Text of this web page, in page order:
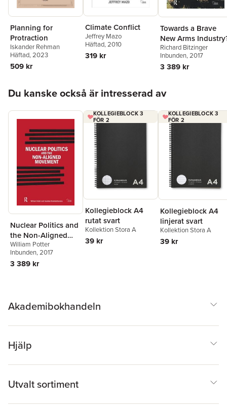
Planning for
Protraction
Iskander Rehman
Häftad, 2023
509 kr
Climate Conflict
Jeffrey Mazo
Häftad, 2010
319 kr
Towards a Brave
New Arms
Richard Bitzinger
Inbunden, 2017
3 389 kr
Du kanske också är intresserad av
Nuclear Politics and
the Non-Aligned
Movement
William Potter
Inbunden, 2017
3 389 kr
KOLLEGIEBLOCK 3
FÖR 2
Kollegieblock A4
rutat svart
Kollektion Stora A
39 kr
KOLLEGIEBLOCK 3
FÖR 2
Kollegieblock A4
linjerat svart
Kollektion Stora A
39 kr
Akademibokhandeln
Hjälp
Utvalt sortiment